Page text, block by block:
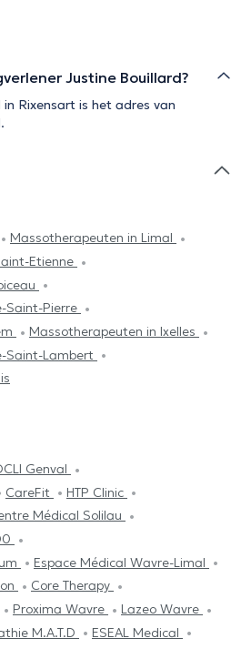
Justine Bouillard?
Rixensart is het adres van
Massotherapeuten in Limal
Etienne
Saint-Pierre
Massotherapeuten in Ixelles
Saint-Lambert
Genval
CareFit
HTP Clinic
Médical Solilau
Espace Médical Wavre-Limal
Core Therapy
Proxima Wavre
Lazeo Wavre
M.A.T.D
ESEAL Medical